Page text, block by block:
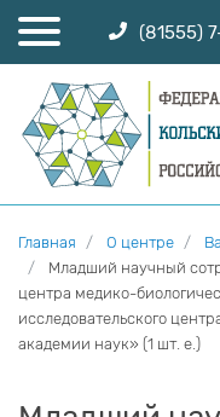
(81555)
Главная О центре
Младший научный
центра медико-
исследовательского
академии наук» (1 шт. е.)